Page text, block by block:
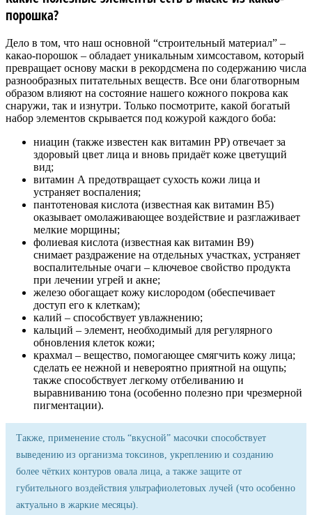
порошка?
Дело в том, что наш основной “строительный материал” –
какао-порошок – обладает уникальным химсоставом, который
превращает основу маски в рекордсмена по содержанию числа
разнообразных питательных веществ. Все они благотворным
образом влияют на состояние нашего кожного покрова как
снаружи, так и изнутри. Только посмотрите, какой богатый
набор элементов скрывается под кожурой каждого боба:
ниацин (также известен как витамин PP) отвечает за
здоровый цвет лица и вновь придаёт коже цветущий
вид;
витамин A предотвращает сухость кожи лица и
устраняет воспаления;
пантотеновая кислота (известная как витамин B5)
оказывает омолаживающее воздействие и разглаживает
мелкие морщины;
фолиевая кислота (известная как витамин B9)
снимает раздражение на отдельных участках, устраняет
воспалительные очаги – ключевое свойство продукта
при лечении угрей и акне;
железо обогащает кожу кислородом (обеспечивает
доступ его к клеткам);
калий – способствует увлажнению;
кальций – элемент, необходимый для регулярного
обновления клеток кожи;
крахмал – вещество, помогающее смягчить кожу лица;
сделать ее нежной и невероятно приятной на ощупь;
также способствует легкому отбеливанию и
выравниванию тона (особенно полезно при чрезмерной
пигментации).
Также, применение столь “вкусной” масочки способствует
выведению из организма токсинов, укреплению и созданию
более чётких контуров овала лица, а также защите от
губительного воздействия ультрафиолетовых лучей (что особенно
актуально в жаркие месяцы).